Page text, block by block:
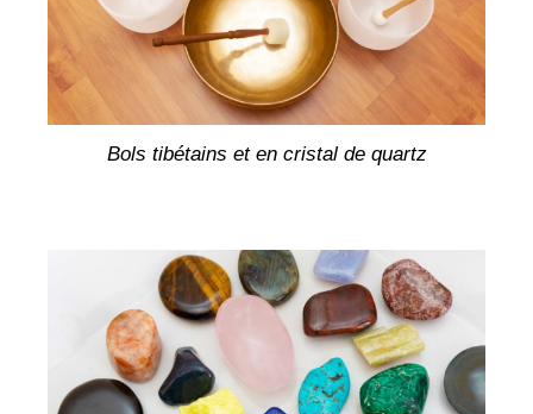
Bols tibétains et en cristal de quartz